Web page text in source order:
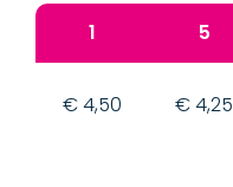
1 5
€ 4,50 € 4,25